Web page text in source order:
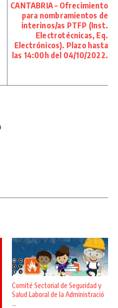
CANTABRIA – Ofrecimiento
para nombramientos de
interinos/as PTFP (Inst.
Electrotécnicas, Eq.
Electrónicos). Plazo hasta
las 14:00h del 04/10/2022.
Comité Sectorial de Seguridad y
Salud Laboral de la Administració
...